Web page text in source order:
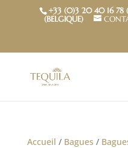
+33 (0)3 20 40 16 78
(BELGIQUE)
Accueil / Bagues /